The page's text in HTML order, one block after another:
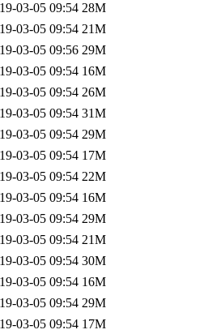
03-05 09:54 28M
03-05 09:54 21M
03-05 09:56 29M
03-05 09:54 16M
03-05 09:54 26M
03-05 09:54 31M
03-05 09:54 29M
03-05 09:54 17M
03-05 09:54 22M
03-05 09:54 16M
03-05 09:54 29M
03-05 09:54 21M
03-05 09:54 30M
03-05 09:54 16M
03-05 09:54 29M
03-05 09:54 17M